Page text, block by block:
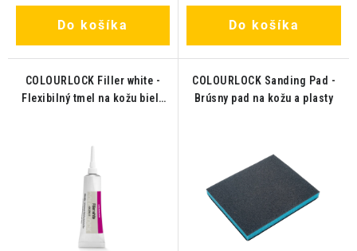
Do košíka Do košíka
COLOURLOCK Filler white -
Flexibilný tmel na kožu biely
COLOURLOCK Sanding Pad -
Brúsny pad na kožu a plasty